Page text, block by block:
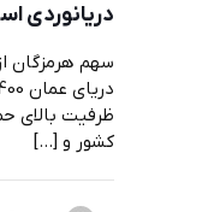
دریانوردی
سهم هرمزگان
ظرفیت بالای
کشور و […]